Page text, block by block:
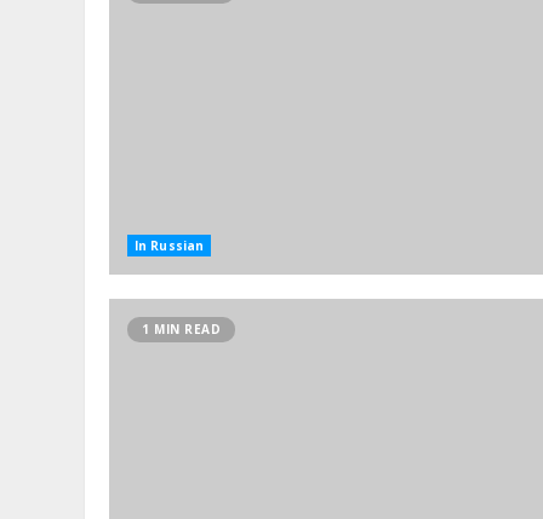
In Russian
1 MIN READ